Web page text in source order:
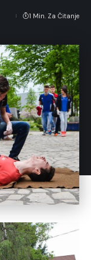
1 Min. Za Čitanje